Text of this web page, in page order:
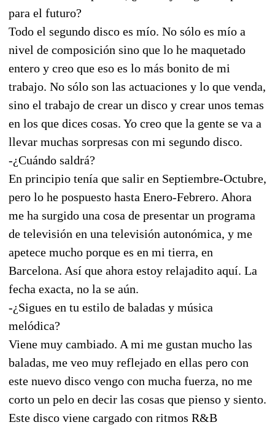
para el futuro?
Todo el segundo disco es mío. No sólo es mío a
nivel de composición sino que lo he maquetado
entero y creo que eso es lo más bonito de mi
trabajo. No sólo son las actuaciones y lo que venda,
sino el trabajo de crear un disco y crear unos temas
en los que dices cosas. Yo creo que la gente se va a
llevar muchas sorpresas con mi segundo disco.
-¿Cuándo saldrá?
En principio tenía que salir en Septiembre-Octubre,
pero lo he pospuesto hasta Enero-Febrero. Ahora
me ha surgido una cosa de presentar un programa
de televisión en una televisión autonómica, y me
apetece mucho porque es en mi tierra, en
Barcelona. Así que ahora estoy relajadito aquí. La
fecha exacta, no la se aún.
-¿Sigues en tu estilo de baladas y música
melódica?
Viene muy cambiado. A mi me gustan mucho las
baladas, me veo muy reflejado en ellas pero con
este nuevo disco vengo con mucha fuerza, no me
corto un pelo en decir las cosas que pienso y siento.
Este disco viene cargado con ritmos R&B